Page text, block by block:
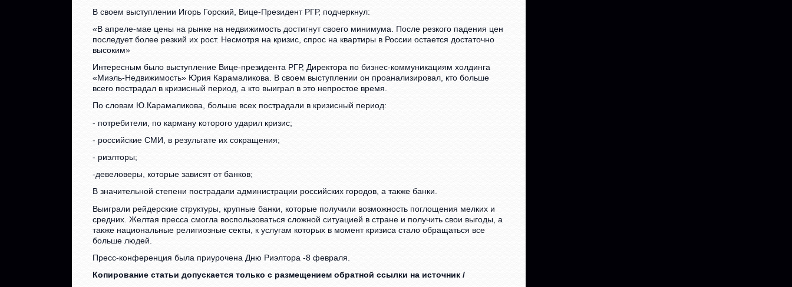
В своем выступлении Игорь Горский, Вице-Президент РГР, подчеркнул:
«В апреле-мае цены на рынке на недвижимость достигнут своего минимума. После резкого падения цен
последует более резкий их рост. Несмотря на кризис, спрос на квартиры в России остается достаточно
высоким»
Интересным было выступление Вице-президента РГР, Директора по бизнес-коммуникациям холдинга
«Миэль-Недвижимость» Юрия Карамаликова. В своем выступлении он проанализировал, кто больше
всего пострадал в кризисный период, а кто выиграл в это непростое время.
По словам Ю.Карамаликова, больше всех пострадали в кризисный период:
- потребители, по карману которого ударил кризис;
- российские СМИ, в результате их сокращения;
- риэлторы;
-девеловеры, которые зависят от банков;
В значительной степени пострадали администрации российских городов, а также банки.
Выиграли рейдерские структуры, крупные банки, которые получили возможность поглощения мелких и
средних. Желтая пресса смогла воспользоваться сложной ситуацией в стране и получить свои выгоды, а
также национальные религиозные секты, к услугам которых в момент кризиса стало обращаться все
больше людей.
Пресс-конференция была приурочена Дню Риэлтора -8 февраля.
Копирование статьи допускается только с размещением обратной ссылки на источник /